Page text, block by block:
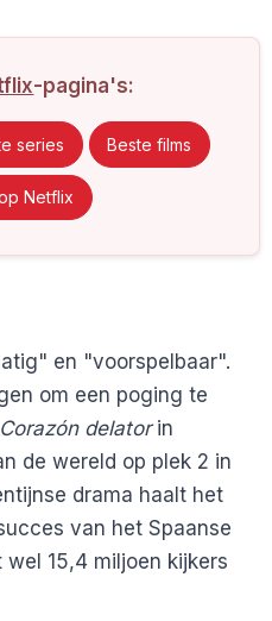
-pagina's:
series Beste films
Netflix
en "voorspelbaar".
om een poging te
Corazón delatorin
de wereld op plek 2 in
drama haalt het
van het Spaanse
wel 15,4 miljoen kijkers